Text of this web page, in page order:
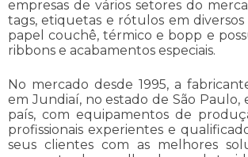
empresas de vários setores do
tags, etiquetas e rótulos em diversos
papel couchê, térmico e bopp e
ribbons e acabamentos especiais.
No mercado desde 1995, a
em Jundiaí, no estado de São Paulo,
país, com equipamentos de
profissionais experientes e
seus clientes com as melhores